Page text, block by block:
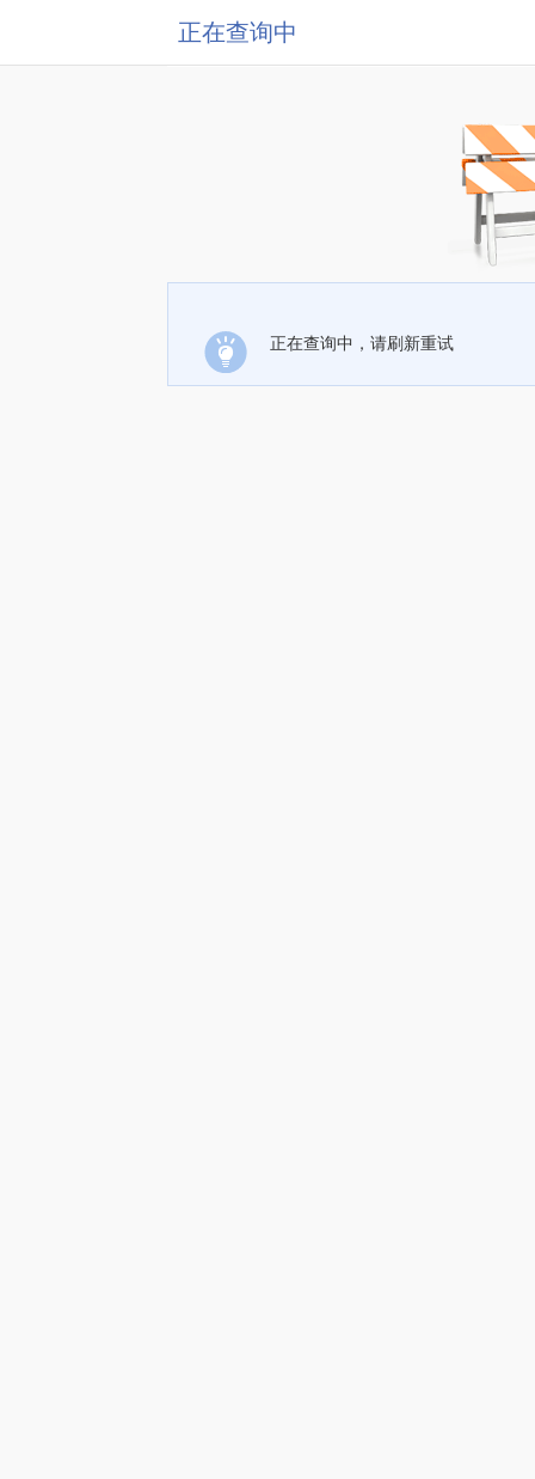
正在查询中
正在查询中，请刷新重试